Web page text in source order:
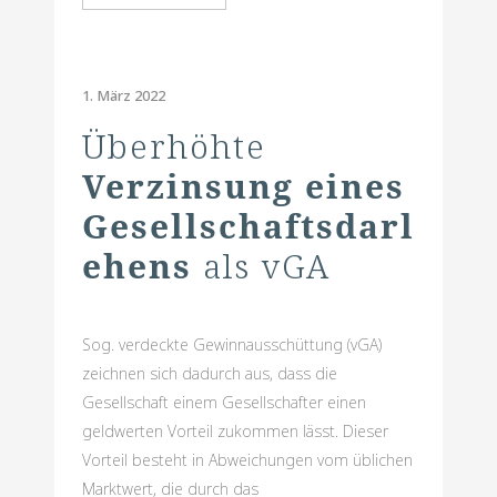
1. März 2022
Überhöhte
Verzinsung eines
Gesellschaftsdarl
ehens als vGA
Sog. verdeckte Gewinnausschüttung (vGA)
zeichnen sich dadurch aus, dass die
Gesellschaft einem Gesellschafter einen
geldwerten Vorteil zukommen lässt. Dieser
Vorteil besteht in Abweichungen vom üblichen
Marktwert, die durch das